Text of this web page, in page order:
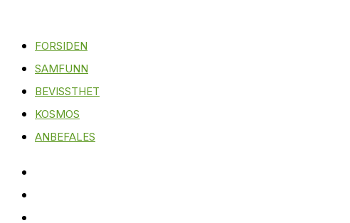
FORSIDEN
SAMFUNN
BEVISSTHET
KOSMOS
ANBEFALES